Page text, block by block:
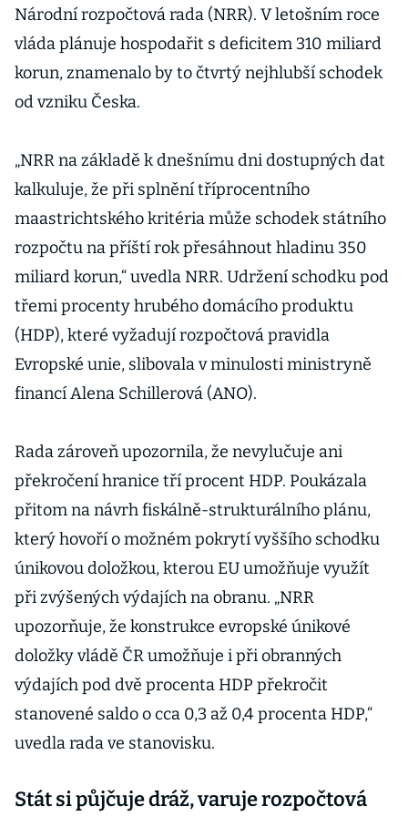
Národní rozpočtová rada (NRR). V letošním roce
vláda plánuje hospodařit s deficitem 310 miliard
korun, znamenalo by to čtvrtý nejhlubší schodek
od vzniku Česka.
„NRR na základě k dnešnímu dni dostupných dat
kalkuluje, že při splnění tříprocentního
maastrichtského kritéria může schodek státního
rozpočtu na příští rok přesáhnout hladinu 350
miliard korun,“ uvedla NRR. Udržení schodku pod
třemi procenty hrubého domácího produktu
(HDP), které vyžadují rozpočtová pravidla
Evropské unie, slibovala v minulosti ministryně
financí Alena Schillerová (ANO).
Rada zároveň upozornila, že nevylučuje ani
překročení hranice tří procent HDP. Poukázala
přitom na návrh fiskálně-strukturálního plánu,
který hovoří o možném pokrytí vyššího schodku
únikovou doložkou, kterou EU umožňuje využít
při zvýšených výdajích na obranu. „NRR
upozorňuje, že konstrukce evropské únikové
doložky vládě ČR umožňuje i při obranných
výdajích pod dvě procenta HDP překročit
stanovené saldo o cca 0,3 až 0,4 procenta HDP,“
uvedla rada ve stanovisku.
Stát si půjčuje dráž, varuje rozpočtová